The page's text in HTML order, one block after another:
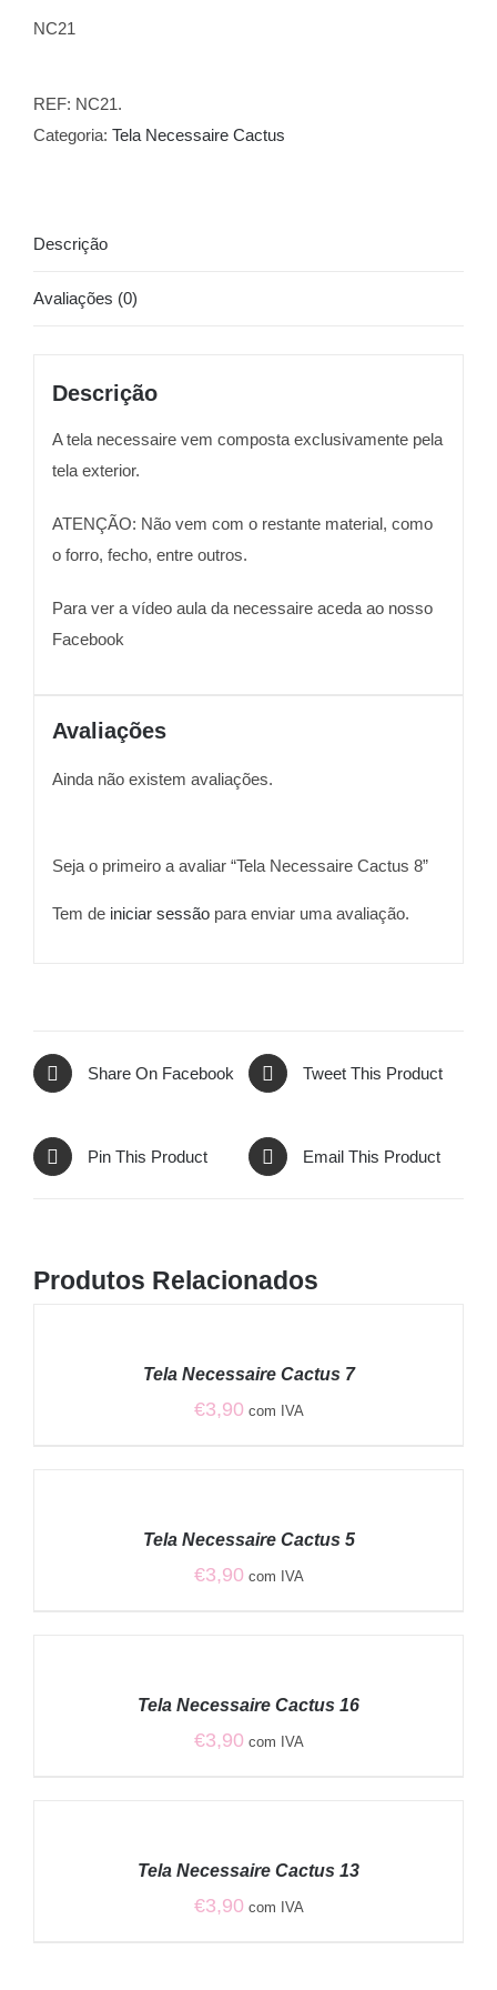
NC21
REF: NC21.
Categoria: Tela Necessaire Cactus
Descrição
Avaliações (0)
Descrição
A tela necessaire vem composta exclusivamente pela
tela exterior.
ATENÇÃO: Não vem com o restante material, como
o forro, fecho, entre outros.
Para ver a vídeo aula da necessaire aceda ao nosso
Facebook
Avaliações
Ainda não existem avaliações.
Seja o primeiro a avaliar “Tela Necessaire Cactus 8”
Tem de iniciar sessãopara enviar uma avaliação.
Share On Facebook Tweet This Product
Pin This Product Email This Product
Produtos Relacionados
Tela Necessaire Cactus 7
€3,90 com IVA
Tela Necessaire Cactus 5
€3,90 com IVA
Tela Necessaire Cactus 16
€3,90 com IVA
Tela Necessaire Cactus 13
€3,90 com IVA